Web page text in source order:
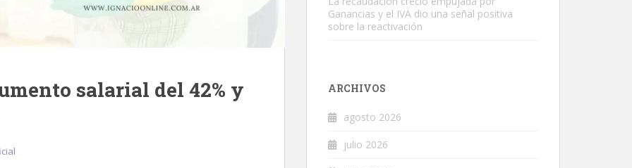
salarial del 42% y
Ganancias y el IVA dio una señal positiva
sobre la reactivación
ARCHIVOS
agosto 2026
julio 2026